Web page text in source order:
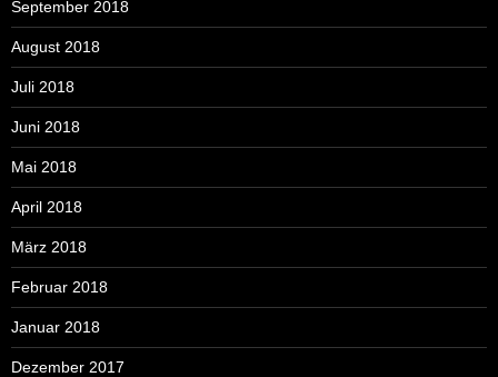
September 2018
August 2018
Juli 2018
Juni 2018
Mai 2018
April 2018
März 2018
Februar 2018
Januar 2018
Dezember 2017